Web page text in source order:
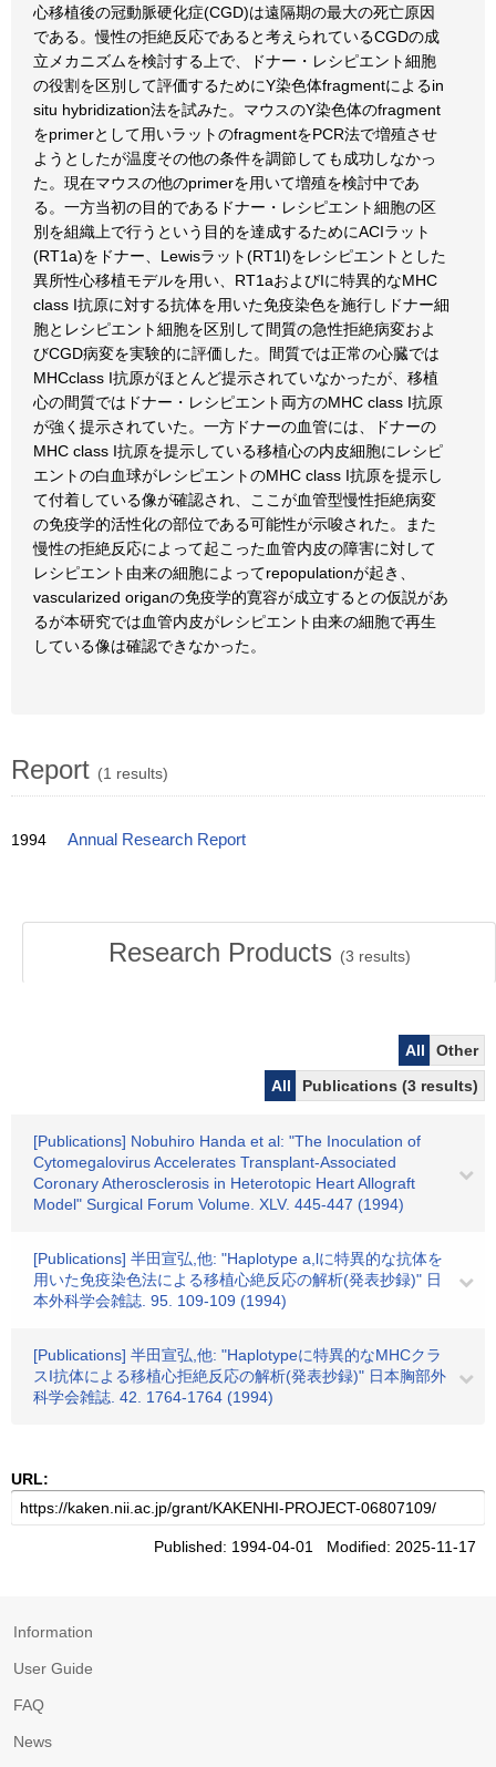
心移植後の冠動脈硬化症(CGD)は遠隔期の最大の死亡原因
である。慢性の拒絶反応であると考えられているCGDの成
立メカニズムを検討する上で、ドナー・レシピエント細胞
の役割を区別して評価するためにY染色体fragmentによるin
situ hybridization法を試みた。マウスのY染色体のfragment
をprimerとして用いラットのfragmentをPCR法で増殖させ
ようとしたが温度その他の条件を調節しても成功しなかっ
た。現在マウスの他のprimerを用いて増殖を検討中であ
る。一方当初の目的であるドナー・レシピエント細胞の区
別を組織上で行うという目的を達成するためにACIラット
(RT1a)をドナー、Lewisラット(RT1l)をレシピエントとした
異所性心移植モデルを用い、RT1aおよびIに特異的なMHC
class I抗原に対する抗体を用いた免疫染色を施行しドナー細
胞とレシピエント細胞を区別して間質の急性拒絶病変およ
びCGD病変を実験的に評価した。間質では正常の心臓では
MHCclass I抗原がほとんど提示されていなかったが、移植
心の間質ではドナー・レシピエント両方のMHC class I抗原
が強く提示されていた。一方ドナーの血管には、ドナーの
MHC class I抗原を提示している移植心の内皮細胞にレシピ
エントの白血球がレシピエントのMHC class I抗原を提示し
て付着している像が確認され、ここが血管型慢性拒絶病変
の免疫学的活性化の部位である可能性が示唆された。また
慢性の拒絶反応によって起こった血管内皮の障害に対して
レシピエント由来の細胞によってrepopulationが起き、
vascularized origanの免疫学的寛容が成立するとの仮説があ
るが本研究では血管内皮がレシピエント由来の細胞で再生
している像は確認できなかった。
Report (1 results)
1994 Annual Research Report
Research Products (3 results)
All
Other
All
Publications (3 results)
[Publications] Nobuhiro Handa et al: "The Inoculation of
Cytomegalovirus Accelerates Transplant-Associated
Coronary Atherosclerosis in Heterotopic Heart Allograft
Model" Surgical Forum Volume. XLV. 445-447 (1994)
[Publications] 半田宣弘,他: "Haplotype a,lに特異的な抗体を
用いた免疫染色法による移植心絶反応の解析(発表抄録)" 日
本外科学会雑誌. 95. 109-109 (1994)
[Publications] 半田宣弘,他: "Haplotypeに特異的なMHCクラ
スI抗体による移植心拒絶反応の解析(発表抄録)" 日本胸部外
科学会雑誌. 42. 1764-1764 (1994)
URL:
Published: 1994-04-01 Modified: 2025-11-17
Information
User Guide
FAQ
News